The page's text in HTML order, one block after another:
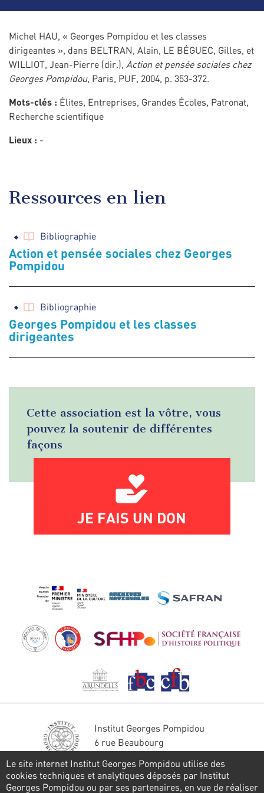
Michel HAU, « Georges Pompidou et les classes
dirigeantes », dans BELTRAN, Alain, LE BÉGUEC, Gilles, et
WILLIOT, Jean-Pierre (dir.), Action et pensée sociales chez
Georges Pompidou, Paris, PUF, 2004, p. 353-372.
Mots-clés : Élites, Entreprises, Grandes Écoles, Patronat,
Recherche scientifique
Lieux : -
Ressources en lien
Bibliographie
Action et pensée sociales chez Georges
Pompidou
Bibliographie
Georges Pompidou et les classes
dirigeantes
Cette association est la vôtre, vous
pouvez la soutenir de différentes
façons
JE FAIS UN DON
Institut Georges Pompidou
6 rue Beaubourg
Tél. : 01 44 78 41 22
Le site internet Institut Georges Pompidou utilise des
cookies techniques et analytiques déposés par Institut
Georges Pompidou ou par ses partenaires, en vue de réaliser